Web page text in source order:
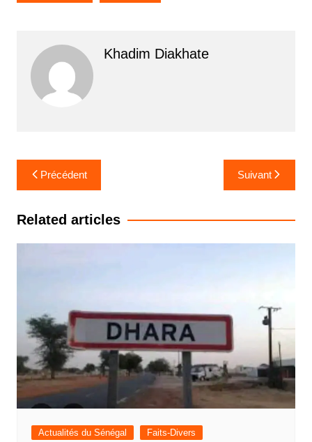
Khadim Diakhate
Navigation
de
l’article
Précédent Suivant
Related articles
Actualités du Sénégal Faits-Divers